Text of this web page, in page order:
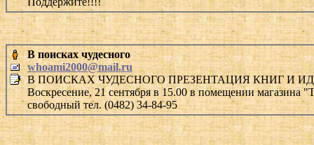
В поисках чудесного
whoami2000@mail.ru
В ПОИСКАХ ЧУДЕСНОГО ПРЕЗЕНТАЦИЯ КНИГ И
Воскресение, 21 сентября в 15.00 в помещении
свободный тел. (0482) 34-84-95